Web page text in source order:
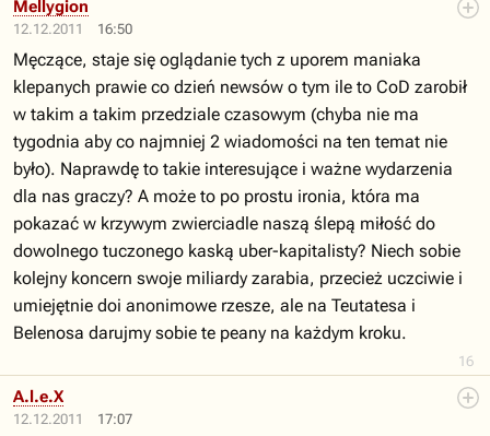
12.12.2011 16:50
16
Mellygion
Męczące, staje się oglądanie tych z uporem maniaka
klepanych prawie co dzień newsów o tym ile to CoD zarobił
w takim a takim przedziale czasowym (chyba nie ma
tygodnia aby co najmniej 2 wiadomości na ten temat nie
było). Naprawdę to takie interesujące i ważne wydarzenia
dla nas graczy? A może to po prostu ironia, która ma
pokazać w krzywym zwierciadle naszą ślepą miłość do
dowolnego tuczonego kaską uber-kapitalisty? Niech sobie
kolejny koncern swoje miliardy zarabia, przecież uczciwie i
umiejętnie doi anonimowe rzesze, ale na Teutatesa i
Belenosa darujmy sobie te peany na każdym kroku.
12.12.2011 17:07
A.l.e.X